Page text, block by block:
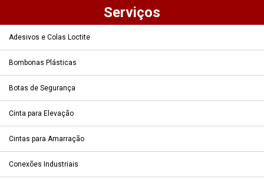
Serviços
Adesivos e Colas Loctite
Bombonas Plásticas
Botas de Segurança
Cinta para Elevação
Cintas para Amarração
Conexões Industriais